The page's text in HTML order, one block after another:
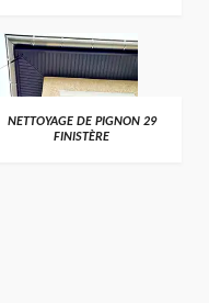
NETTOYAGE DE PIGNON 29
FINISTÈRE